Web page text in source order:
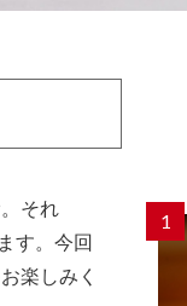
それ
す。今回
楽しみく
1